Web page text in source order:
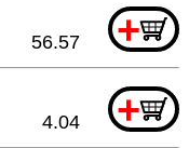
+
56.57
+
4.04